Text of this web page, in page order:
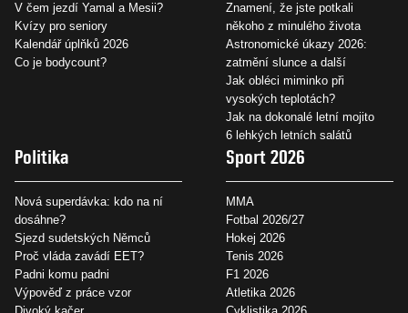
V čem jezdí Yamal a Mesii?
Kvízy pro seniory
Kalendář úplňků 2026
Co je bodycount?
Znamení, že jste potkali
někoho z minulého života
Astronomické úkazy 2026:
zatmění slunce a další
Jak obléci miminko při
vysokých teplotách?
Jak na dokonalé letní mojito
6 lehkých letních salátů
Politika
Nová superdávka: kdo na ní
dosáhne?
Sjezd sudetských Němců
Proč vláda zavádí EET?
Padni komu padni
Výpověď z práce vzor
Sport 2026
MMA
Fotbal 2026/27
Hokej 2026
Tenis 2026
F1 2026
Atletika 2026